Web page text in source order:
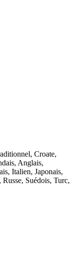
Croate,
Anglais,
Italien, Japonais,
Suédois, Turc,